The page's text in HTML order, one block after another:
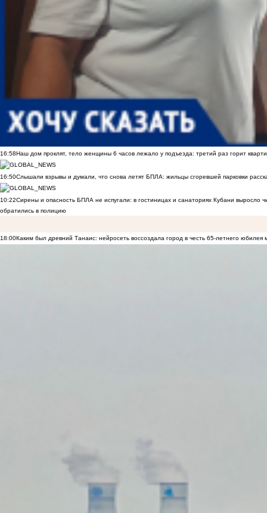
16:58Наш дом проклят, тело женщины 6 часов лежало у подъезда: третий раз горит
16:50Слышали взрывы и думали, что снова летят БПЛА: жильцы сгоревшей парковки
10:22Сирены и опасность БПЛА не испугали: в гостиницах и санаториях Кубани выросло
обратились в полицию
18:00Каким был древний Танаис: нейросеть воссоздала город в честь 65-летнего юбилея